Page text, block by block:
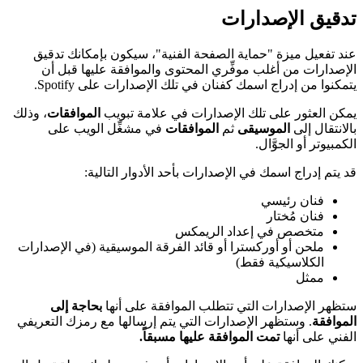
تدقيق الإصدارات
عند تفعيل ميزة "حماية الصفحة الفنية"، سيكون بإمكانك تدقيق
الإصدارات من أغلب موفِّري المحتوى والموافقة عليها قبل أن
يتمكنوا من إدراج اسمك كفنان في تلك الإصدارات على Spotify.
يمكن العثور على تلك الإصدارات في علامة تبويب الموافقات، وذلك
بالانتقال إلى الموسيقى ثم الموافقات في مشغِّل الويب على
الكمبيوتر أو الجوَّال.
قد يتم إدراج اسمك في الإصدارات بأحد الأدوار التالية:
فنان رئيسي
فنان مُختار
متخصص في إعداد الريمكس
ملحن أو أوركسترا أو قائد الفرقة الموسيقية (في الإصدارات
الكلاسيكية فقط)
ممثل
ستظهر الإصدارات التي تتطلب الموافقة على أنها بحاجة إلى
الموافقة. وستظهر الإصدارات التي يتم إرسالها مع رمزك التعريفي
الفني على أنهاتمت الموافقة عليها مسبقاً.